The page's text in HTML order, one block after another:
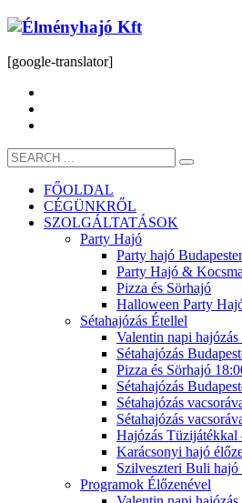
[google-translator]
FŐOLDAL
CÉGÜNKRŐL
SZOLGÁLTATÁSOK
Party Hajó
Party hajó
Party Hajó &
Pizza és Sörhajó
Halloween Party
Sétahajózás Étellel
Valentin napi hajózás
Sétahajózás
Pizza és Sörhajó
Sétahajózás
Sétahajózás
Sétahajózás
Hajózás Tüzijátékkal
Karácsonyi hajó
Szilveszteri Buli hajó
Programok Élőzenével